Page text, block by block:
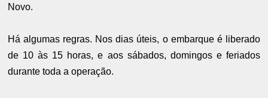
Novo.
Há algumas regras. Nos dias úteis, o embarque é liberado
de 10 às 15 horas, e aos sábados, domingos e feriados
durante toda a operação.